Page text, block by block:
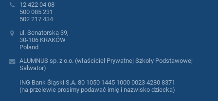
12 422 04 08
500 085 231
502 217 434
ul. Senatorska 39,
30-106 KRAKÓW
Poland
ALUMNUS sp. z o.o. (właściciel Prywatnej Szkoły Podstawowej
Salwator)
ING Bank Śląski S.A. 80 1050 1445 1000 0023 4280 8371
(na przelewie prosimy podawać imię i nazwisko dziecka)